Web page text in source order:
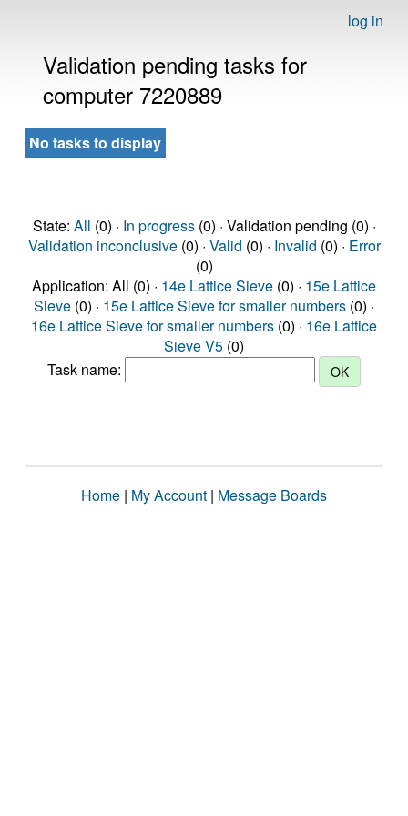
log in
Validation pending tasks for
computer 7220889
No tasks to display
State: All (0) · In progress(0) · Validation pending (0) ·
Validation inconclusive(0) · Valid (0) · Invalid (0) · Error
(0)
Application: All (0) · 14e Lattice Sieve (0) · 15e Lattice
Sieve (0) · 15e Lattice Sieve for smaller numbers (0) ·
16e Lattice Sieve for smaller numbers (0) · 16e Lattice
Sieve V5 (0)
Task name:
Home | My Account | Message Boards